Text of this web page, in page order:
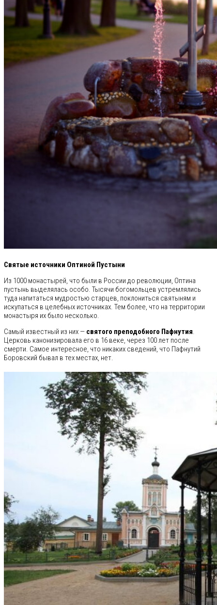
Святые источники Оптиной Пустыни
Из 1000 монастырей, что были в России до революции, Оптина
пустынь выделялась особо. Тысячи богомольцев устремлялись
туда напитаться мудростью старцев, поклониться святыням и
искупаться в целебных источниках. Тем более, что на территории
монастыря их было несколько.
Самый известный из них — святого преподобного Пафнутия.
Церковь канонизировала его в 16 веке, через 100 лет после
смерти. Самое интересное, что никаких сведений, что Пафнутий
Боровский бывал в тех местах, нет.